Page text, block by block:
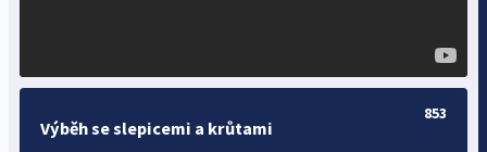
Výběh se slepicemi a krůtami
853